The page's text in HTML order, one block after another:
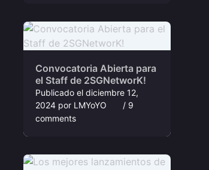
Convocatoria Abierta para
el Staff de 2SGNetworK!
Publicado eldiciembre 12,
2024 por LMYoYO
/ 9
comments